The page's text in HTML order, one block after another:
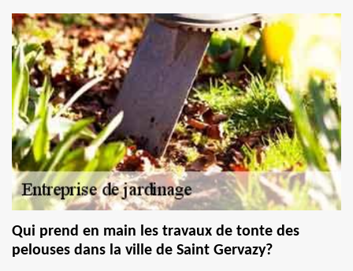
Qui prend en main les travaux de tonte des
pelouses dans la ville de Saint Gervazy?